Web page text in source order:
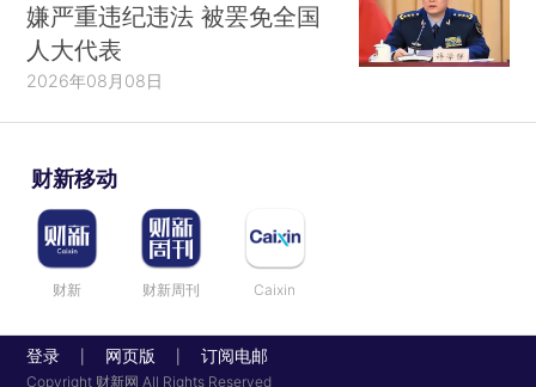
嫌严重违纪违法 被罢免全国
人大代表
2026年08月08日
财新移动
财新 财新周刊 Caixin
登录 网页版 订阅电邮
Copyright 财新网 All Rights Reserved